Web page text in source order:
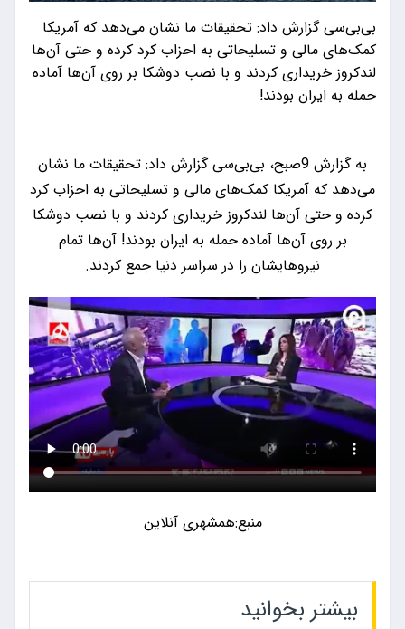
بی‌بی‌سی گزارش داد: تحقیقات ما نشان می‌دهد که آمریکا
کمک‌های مالی و تسلیحاتی به احزاب کرد کرده و حتی آن‌ها
لندکروز خریداری کردند و با نصب دوشکا بر روی آن‌ها آماده
حمله به ایران بودند!
به گزارش 9صبح، بی‌بی‌سی گزارش داد: تحقیقات ما نشان
می‌دهد که آمریکا کمک‌های مالی و تسلیحاتی به احزاب کرد
کرده و حتی آن‌ها لندکروز خریداری کردند و با نصب دوشکا
بر روی آن‌ها آماده حمله به ایران بودند! آن‌ها تمام
نیروهایشان را در سراسر دنیا جمع کردند.
منبع:همشهری آنلاین
بیشتر بخوانید